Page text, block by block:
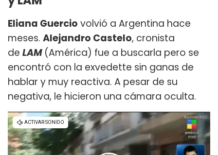
Eliana Guercio volvió a Argentina hace
meses. Alejandro Castelo, cronista
de LAM (América) fue a buscarla pero se
encontró con la exvedette sin ganas de
hablar y muy reactiva. A pesar de su
negativa, le hicieron una cámara oculta.